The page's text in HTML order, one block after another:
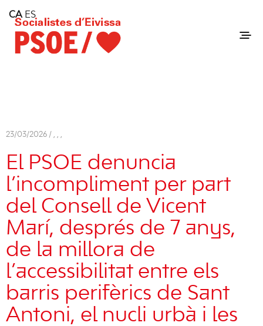
Consell Insular d'Eivissa
Services
Contact
23/03/2026 / , , ,
El PSOE denuncia
l’incompliment per part
del Consell de Vicent
Marí, després de 7 anys,
de la millora de
l’accessibilitat entre els
barris perifèrics de Sant
Antoni, el nucli urbà i les
CA ES